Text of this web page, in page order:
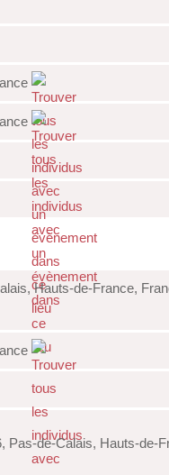
Hauts-de-France,
Pas-de-Calais, Hauts-de-